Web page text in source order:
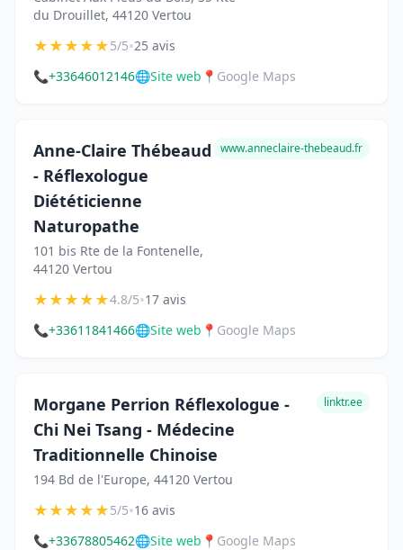
du Drouillet, 44120 Vertou
★★★★★5/5•25 avis
📞+33646012146🌐Site web 📍 Google Maps
Anne-Claire Thébeaud
- Réflexologue
Diététicienne
Naturopathe
101 bis Rte de la Fontenelle,
44120 Vertou
www.anneclaire-thebeaud.fr
★★★★★4.8/5•17 avis
📞+33611841466🌐Site web 📍 Google Maps
Morgane Perrion Réflexologue -
Chi Nei Tsang - Médecine
Traditionnelle Chinoise
194 Bd de l'Europe, 44120 Vertou
linktr.ee
★★★★★5/5•16 avis
📞+33678805462🌐Site web 📍 Google Maps